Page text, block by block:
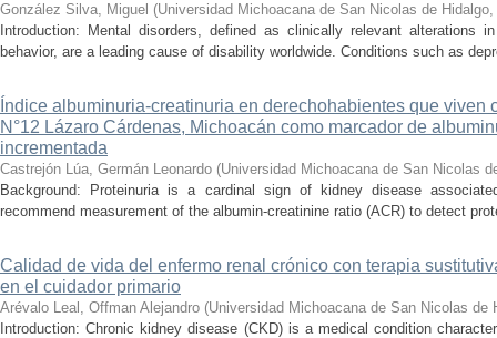
González Silva, Miguel (Universidad Michoacana de San Nicolas de Hidalgo,
Introduction: Mental disorders, defined as clinically relevant alterations
behavior, are a leading cause of disability worldwide. Conditions such as
Índice albuminuria-creatinuria en derechohabientes que viven
N°12 Lázaro Cárdenas, Michoacán como marcador de
incrementada
Castrejón Lúa, Germán Leonardo (Universidad Michoacana de San Nicolas
Background: Proteinuria is a cardinal sign of kidney disease
recommend measurement of the albumin-creatinine ratio (ACR) to detect
Calidad de vida del enfermo renal crónico con terapia
en el cuidador primario
Arévalo Leal, Offman Alejandro (Universidad Michoacana de San Nicolas de
Introduction: Chronic kidney disease (CKD) is a medical condition